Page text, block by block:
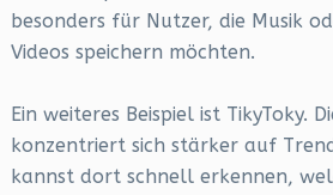
besonders für Nutzer, die Musik
Videos speichern möchten.
Ein weiteres Beispiel ist TikyToky.
konzentriert sich stärker auf
kannst dort schnell erkennen,